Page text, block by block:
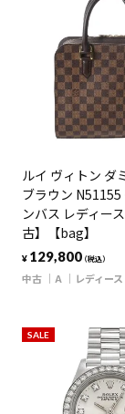
ルイ ヴィトン ダ
ブラウン N51155
ンバス レディー
古】【bag】
¥ 129,800（税込）
中古 A レディース
SALE